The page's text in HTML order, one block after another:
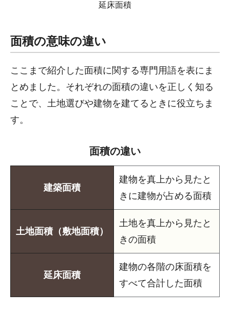
延床面積
面積の意味の違い
ここまで紹介した面積に関する専門用語を表にま
とめました。それぞれの面積の違いを正しく知る
ことで、土地選びや建物を建てるときに役立ちま
す。
面積の違い
建築面積
建物を真上から見たと
きに建物が占める面積
土地面積（敷地面積）
土地を真上から見たと
きの面積
延床面積
建物の各階の床面積を
すべて合計した面積